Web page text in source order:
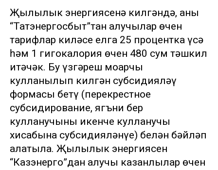
Җылылык энергиясенә килгәндә, аны
“Татэнергосбыт”тан алучылар өчен
тарифлар киләсе елга 25 процентка үсә
һәм 1 гигокалория өчен 480 сум тәшкил
итәчәк. Бу үзгәреш моңарчы
кулланылып килгән субсидияләү
формасы бетү (перекрестное
субсидирование, ягъни бер
кулланучының икенче кулланучы
хисабына субсидияләнүе) белән бәйләп
аңлатыла. Җылылык энергиясен
“Казэнерго”дан алучы казанлылар өчен